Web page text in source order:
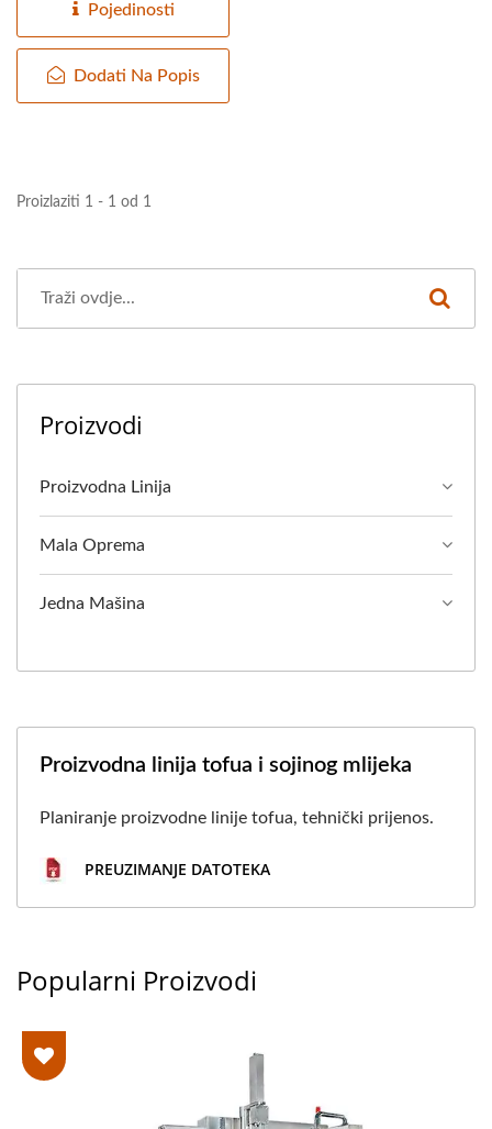
Pojedinosti
Dodati Na Popis
Proizlaziti 1 - 1 od 1
Proizvodi
Proizvodna Linija
Mala Oprema
Jedna Mašina
Proizvodna linija tofua i sojinog mlijeka
Planiranje proizvodne linije tofua, tehnički prijenos.
PREUZIMANJE DATOTEKA
Popularni Proizvodi